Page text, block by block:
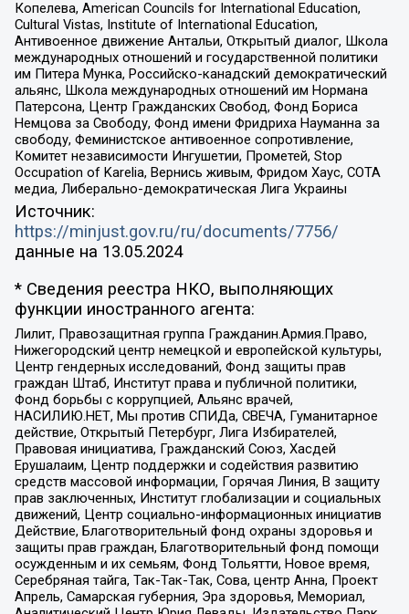
Копелева, American Councils for International Education,
Cultural Vistas, Institute of International Education,
Антивоенное движение Антальи, Открытый диалог, Школа
международных отношений и государственной политики
им Питера Мунка, Российско-канадский демократический
альянс, Школа международных отношений им Нормана
Патерсона, Центр Гражданских Свобод, Фонд Бориса
Немцова за Свободу, Фонд имени Фридриха Науманна за
свободу, Феминистское антивоенное сопротивление,
Комитет независимости Ингушетии, Прометей, Stop
Occupation of Karelia, Вернись живым, Фридом Хаус, СОТА
медиа, Либерально-демократическая Лига Украины
Источник:
https://minjust.gov.ru/ru/documents/7756/
данные на 13.05.2024
* Сведения реестра НКО, выполняющих
функции иностранного агента:
Лилит, Правозащитная группа Гражданин.Армия.Право,
Нижегородский центр немецкой и европейской культуры,
Центр гендерных исследований, Фонд защиты прав
граждан Штаб, Институт права и публичной политики,
Фонд борьбы с коррупцией, Альянс врачей,
НАСИЛИЮ.НЕТ, Мы против СПИДа, СВЕЧА, Гуманитарное
действие, Открытый Петербург, Лига Избирателей,
Правовая инициатива, Гражданский Союз, Хасдей
Ерушалаим, Центр поддержки и содействия развитию
средств массовой информации, Горячая Линия, В защиту
прав заключенных, Институт глобализации и социальных
движений, Центр социально-информационных инициатив
Действие, Благотворительный фонд охраны здоровья и
защиты прав граждан, Благотворительный фонд помощи
осужденным и их семьям, Фонд Тольятти, Новое время,
Серебряная тайга, Так-Так-Так, Сова, центр Анна, Проект
Апрель, Самарская губерния, Эра здоровья, Мемориал,